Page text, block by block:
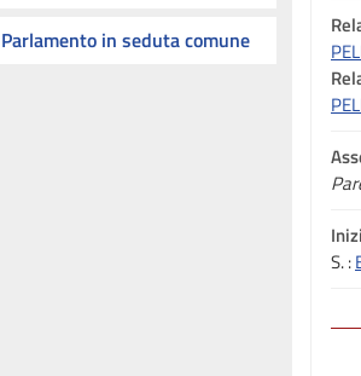
Parlamento in seduta comune
S.: